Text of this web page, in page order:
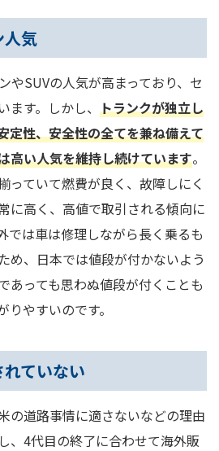
人気
やSUVの人気が高まっており、セ
す。しかし、 トランクが独立し
定性、安全性の全てを兼ね備えて
高い人気を維持し続けています。
っていて燃費が良く、故障しにく
に高く、高値で取引される傾向に
では車は修理しながら長く乗るも
め、日本では値段が付かないよう
あっても思わぬ値段が付くことも
やすいのです。
ていない
の道路事情に適さないなどの理由
、4代目の終了に合わせて海外販